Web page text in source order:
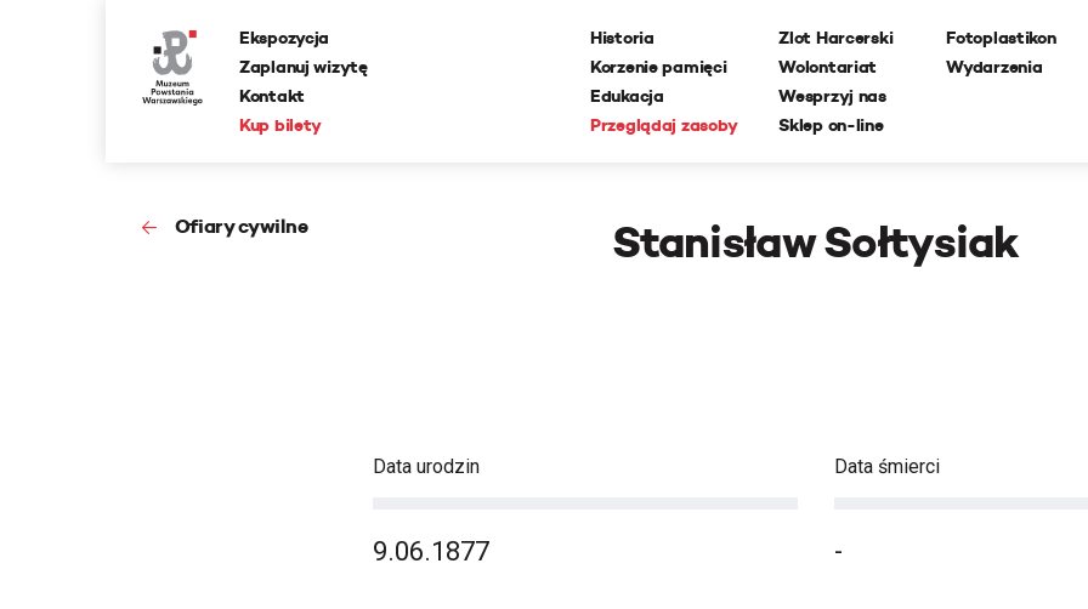
Ekspozycja
Zaplanuj wizytę
Kontakt
Kup bilety
Historia
Korzenie pamięci
Edukacja
Przeglądaj zasoby
Zlot Harcerski
Wolontariat
Wesprzyj nas
Sklep on-line
Fotoplastikon
Wydarzenia
Ofiary cywilne Stanisław Sołtysiak
Data urodzin
9.06.1877
Data śmierci
-